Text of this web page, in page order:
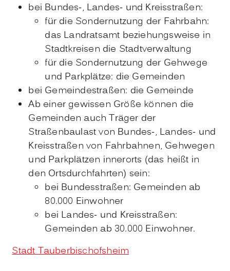
bei Bundes-, Landes- und Kreisstraßen:
für die Sondernutzung der Fahrbahn:
das Landratsamt beziehungsweise in
Stadtkreisen die Stadtverwaltung
für die Sondernutzung der Gehwege
und Parkplätze: die Gemeinden
bei Gemeindestraßen: die Gemeinde
Ab einer gewissen Größe können die
Gemeinden auch Träger der
Straßenbaulast von Bundes-, Landes- und
Kreisstraßen von Fahrbahnen, Gehwegen
und Parkplätzen innerorts (das heißt in
den Ortsdurchfahrten) sein:
bei Bundesstraßen: Gemeinden ab
80.000 Einwohner
bei Landes- und Kreisstraßen:
Gemeinden ab 30.000 Einwohner.
Stadt Tauberbischofsheim